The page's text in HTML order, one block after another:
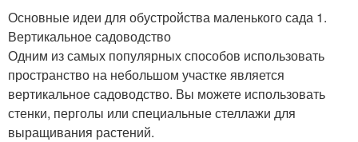
Основные идеи для обустройства маленького сада 1.
Вертикальное садоводство
Одним из самых популярных способов использовать
пространство на небольшом участке является
вертикальное садоводство. Вы можете использовать
стенки, перголы или специальные стеллажи для
выращивания растений.